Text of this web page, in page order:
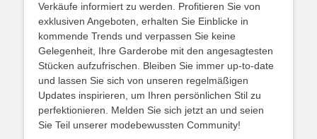
Verkäufe informiert zu werden. Profitieren Sie von
exklusiven Angeboten, erhalten Sie Einblicke in
kommende Trends und verpassen Sie keine
Gelegenheit, Ihre Garderobe mit den angesagtesten
Stücken aufzufrischen. Bleiben Sie immer up-to-date
und lassen Sie sich von unseren regelmäßigen
Updates inspirieren, um Ihren persönlichen Stil zu
perfektionieren. Melden Sie sich jetzt an und seien
Sie Teil unserer modebewussten Community!